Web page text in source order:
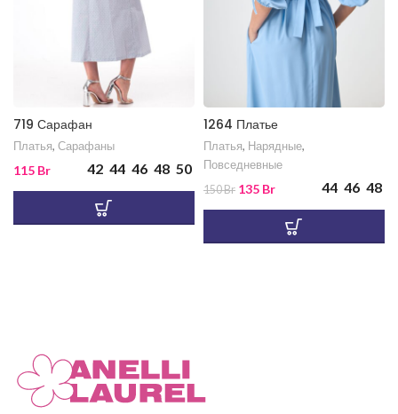
719 Сарафан
Платья, Сарафаны
115 Br 42 44 46 48 50
1264 Платье
Платья, Нарядные,
Повседневные
150Br 135 Br 44 46 48